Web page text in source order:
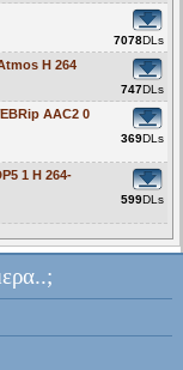
7078DLs
H 264
747DLs
AAC2 0
369DLs
1 H 264-
599DLs